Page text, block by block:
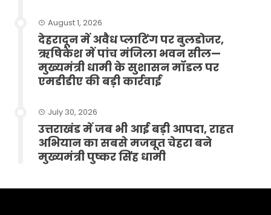
August 1, 2026
देहरादून में अवैध प्लाटिंग पर बुलडोजर,
ऋषिकेश में पांच मंजिला भवन सील—
मुख्यमंत्री धामी के सुशासन मॉडल पर
एमडीडीए की बड़ी कार्रवाई
July 30, 2026
उत्तराखंड में जब भी आई बड़ी आपदा, राहत
अभियान का सबसे मजबूत चेहरा बने
मुख्यमंत्री पुष्कर सिंह धामी